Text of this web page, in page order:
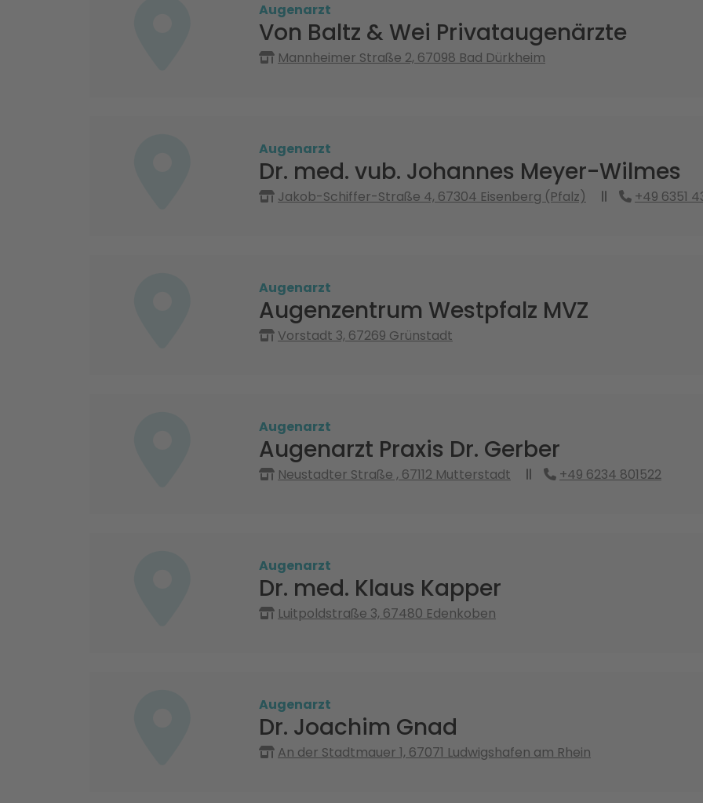
Augenarzt
Von Baltz & Wei Privataugenärzte
Mannheimer Straße 2, 67098 Bad Dürkheim
Augenarzt
Dr. med. vub. Johannes Meyer-Wilmes
Jakob-Schiffer-Straße 4, 67304 Eisenberg (Pfalz) +49 6351
Augenarzt
Augenzentrum Westpfalz MVZ
Vorstadt 3, 67269 Grünstadt
Augenarzt
Augenarzt Praxis Dr. Gerber
Neustadter Straße , 67112 Mutterstadt +49 6234 801522
Augenarzt
Dr. med. Klaus Kapper
Luitpoldstraße 3, 67480 Edenkoben
Augenarzt
Dr. Joachim Gnad
An der Stadtmauer 1, 67071 Ludwigshafen am Rhein